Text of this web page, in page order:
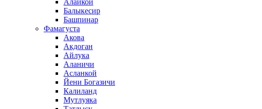
Алайкой
Балыкесир
Башпинар
Фамагуста
Акова
Акдоган
Айлука
Аланичи
Асланкой
Йени Богазичи
Калиланд
Мутлуяка